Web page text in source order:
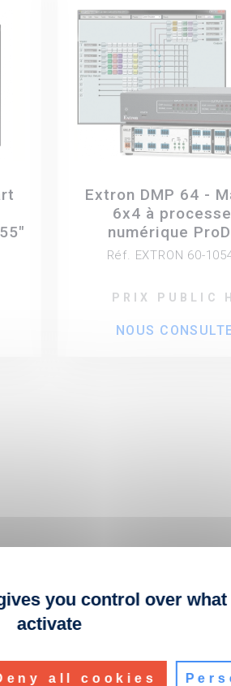
Extron DMP 64 -
6x4 à
numérique
Réf. EXTRON 60-
PRIX PUBLIC
NOUS
you control over
activate
all cookies